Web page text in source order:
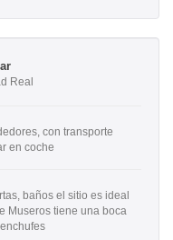
Real
con transporte
en coche
baños el sitio es ideal
Museros tiene una boca